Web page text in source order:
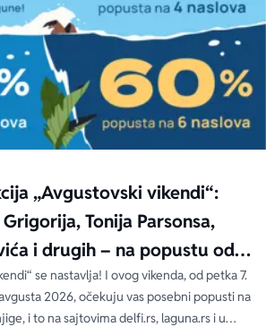
„Avgustovski vikendi“:
Tonija Parsonsa,
i drugih – na popustu od
se nastavlja! I ovog vikenda, od petka 7.
2026, očekuju vas posebni popusti na
i to na sajtovima delfi.rs, laguna.rs i u